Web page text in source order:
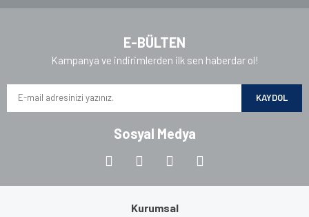
E-BÜLTEN
Kampanya ve indirimlerden ilk sen haberdar ol!
KAYDOL
Sosyal Medya
Kurumsal